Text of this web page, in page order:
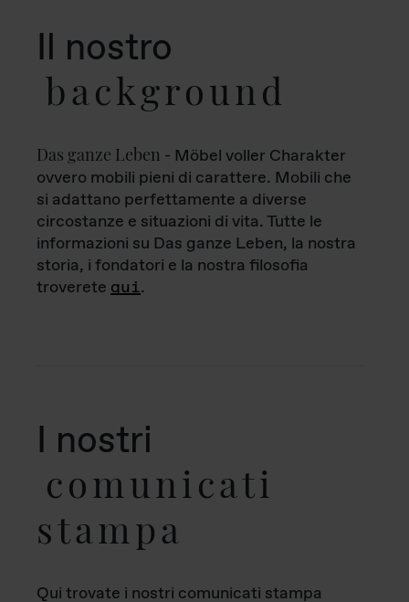
Il nostro
background
Das ganze Leben - Möbel voller Charakter
ovvero mobili pieni di carattere. Mobili che
si adattano perfettamente a diverse
circostanze e situazioni di vita. Tutte le
informazioni su Das ganze Leben, la nostra
storia, i fondatori e la nostra filosofia
troverete qui.
I nostri
comunicati
stampa
Qui trovate i nostri comunicati stampa